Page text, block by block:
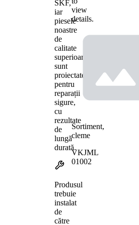
SKF,
iar
piesele
noastre
de
calitate
superioară
sunt
proiectate
pentru
reparații
sigure,
cu
rezultate
de
lungă
durată.
Produsul
trebuie
instalat
de
către
view
details.
Sortiment,
cleme
VKJML
01002